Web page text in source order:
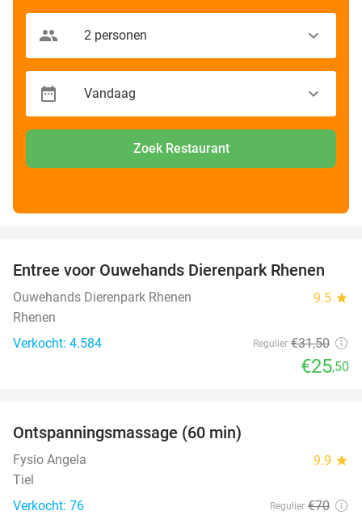
Zoek Restaurant
19%
Entree voor Ouwehands Dierenpark Rhenen
Ouwehands Dierenpark Rhenen 9.5 star
Rhenen
Verkocht: 4.584
Regulier €31,50
€25,50
Ontspanningsmassage (60 min)
Fysio Angela 9.9 star
Tiel
Verkocht: 76
Regulier €70